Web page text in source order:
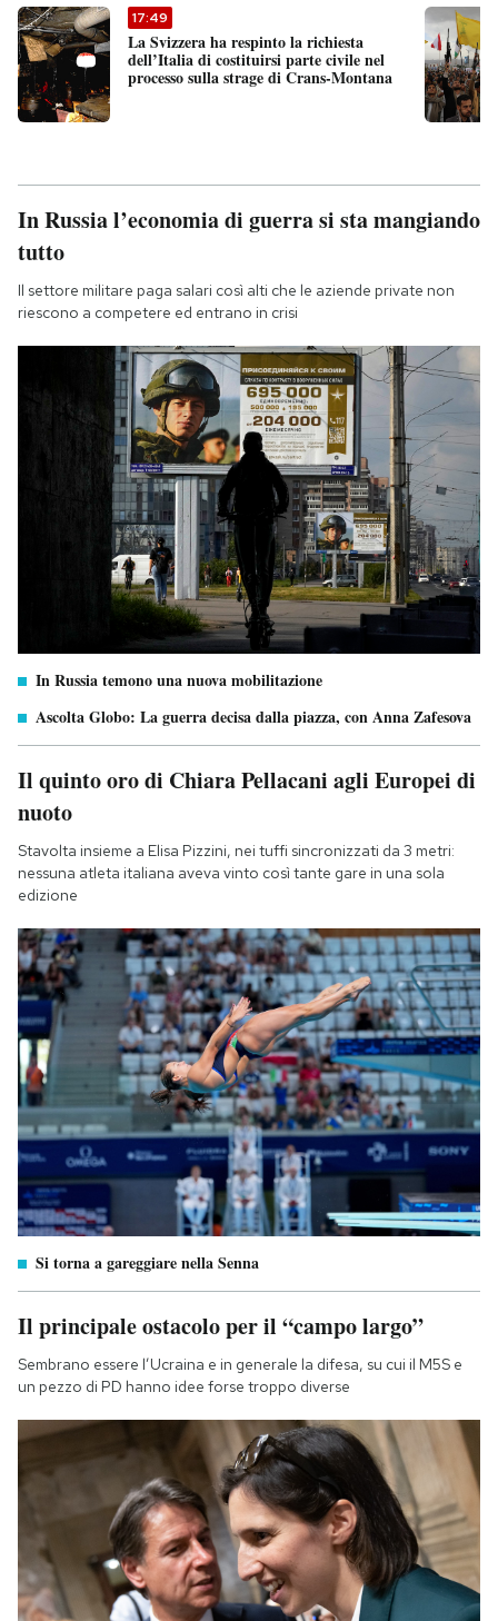
17:49
La Svizzera ha respinto la richiesta
dell’Italia di costituirsi parte civile nel
processo sulla strage di Crans-Montana
In Russia l’economia di guerra si sta mangiando
tutto
Il settore militare paga salari così alti che le aziende private non
riescono a competere ed entrano in crisi
In Russia temono una nuova mobilitazione
Ascolta Globo: La guerra decisa dalla piazza, con Anna Zafesova
Il quinto oro di Chiara Pellacani agli Europei di
nuoto
Stavolta insieme a Elisa Pizzini, nei tuffi sincronizzati da 3 metri:
nessuna atleta italiana aveva vinto così tante gare in una sola
edizione
Si torna a gareggiare nella Senna
Il principale ostacolo per il “campo largo”
Sembrano essere l’Ucraina e in generale la difesa, su cui il M5S e
un pezzo di PD hanno idee forse troppo diverse